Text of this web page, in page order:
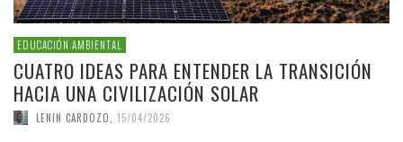
EDUCACIÓN AMBIENTAL
CUATRO IDEAS PARA ENTENDER LA TRANSICIÓN
HACIA UNA CIVILIZACIÓN SOLAR
LENIN CARDOZO 15/04/2026